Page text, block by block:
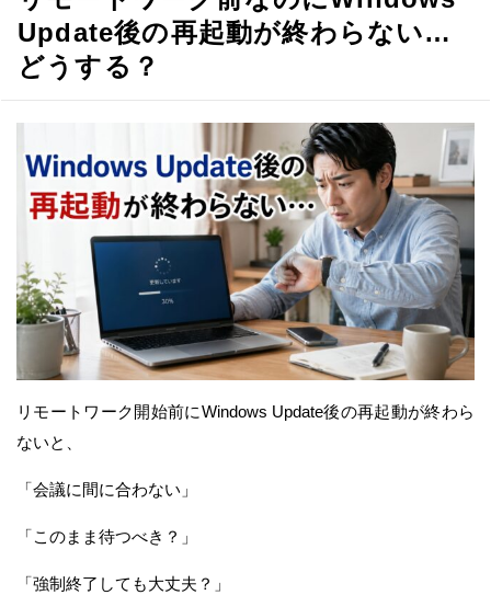
Update後の再起動が終わらない…
どうする？
リモートワーク開始前にWindows Update後の再起動が終わら
ないと、
「会議に間に合わない」
「このまま待つべき？」
「強制終了しても大丈夫？」